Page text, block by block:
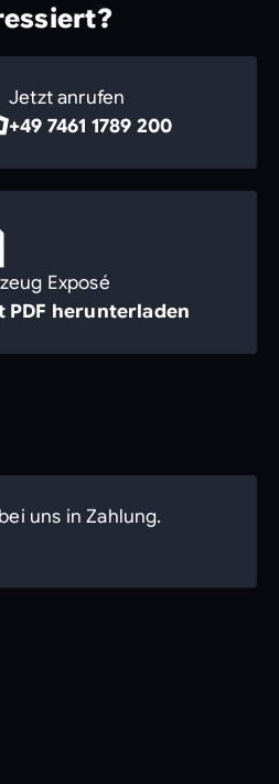
Jetzt anrufen
+49 7461 1789 200
Exposé
PDF herunterladen
uns in Zahlung.